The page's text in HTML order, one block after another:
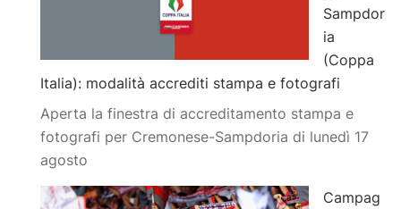
Sampdor
ia
(Coppa
Italia): modalità accrediti stampa e fotografi
Aperta la finestra di accreditamento stampa e
fotografi per Cremonese-Sampdoria di lunedì 17
agosto
Campag